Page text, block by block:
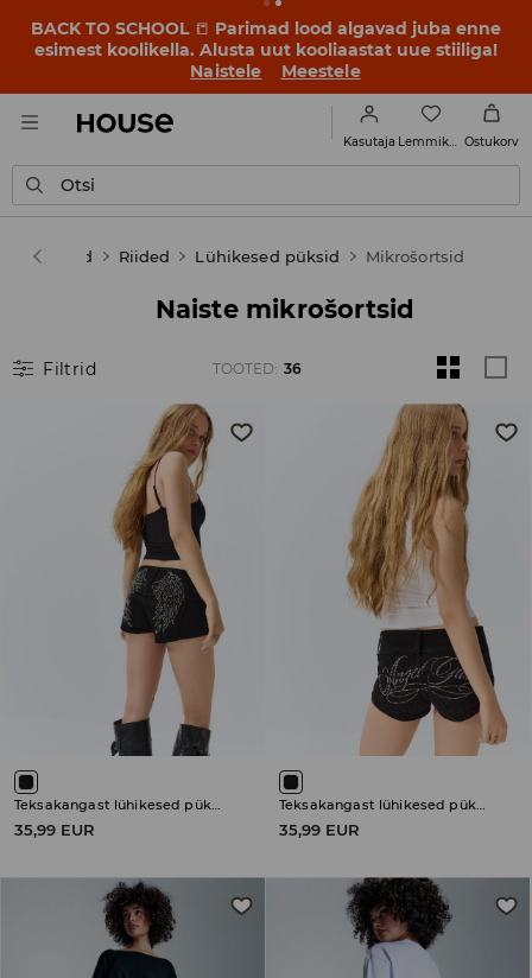
BACK TO SCHOOL 📒 Parimad lood algavad juba enne
esimest koolikella. Alusta uut kooliaastat uue stiiliga!
Naistele
Meestele
Kasutaja Ostukorv
Otsi
Naised Riided Lühikesed püksid Mikrošortsid
Naiste mikrošortsid
Filtrid TOOTED: 36
35,99 EUR 35,99 EUR